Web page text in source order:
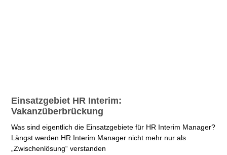
Einsatzgebiet HR Interim:
Vakanzüberbrückung
Was sind eigentlich die Einsatzgebiete für HR Interim Manager?
Längst werden HR Interim Manager nicht mehr nur als
„Zwischenlösung“ verstanden